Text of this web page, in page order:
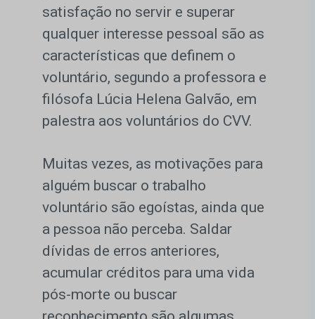
satisfação no servir e superar
qualquer interesse pessoal são as
características que definem o
voluntário, segundo a professora e
filósofa Lúcia Helena Galvão, em
palestra aos voluntários do CVV.
Muitas vezes, as motivações para
alguém buscar o trabalho
voluntário são egoístas, ainda que
a pessoa não perceba. Saldar
dívidas de erros anteriores,
acumular créditos para uma vida
pós-morte ou buscar